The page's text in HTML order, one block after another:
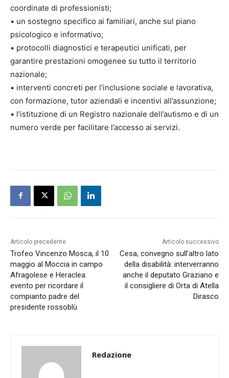
coordinate di professionisti;
• un sostegno specifico ai familiari, anche sul piano
psicologico e informativo;
• protocolli diagnostici e terapeutici unificati, per
garantire prestazioni omogenee su tutto il territorio
nazionale;
• interventi concreti per l’inclusione sociale e lavorativa,
con formazione, tutor aziendali e incentivi all’assunzione;
• l’istituzione di un Registro nazionale dell’autismo e di un
numero verde per facilitare l’accesso ai servizi.
Articolo precedente
Trofeo Vincenzo Mosca, il 10
maggio al Moccia in campo
Afragolese e Heraclea:
evento per ricordare il
compianto padre del
presidente rossoblù
Articolo successivo
Cesa, convegno sull’altro lato
della disabilità: interverranno
anche il deputato Graziano e
il consigliere di Orta di Atella
Dirasco
Redazione